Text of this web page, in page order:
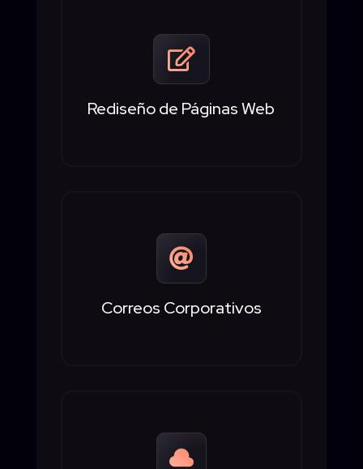

Rediseño de Páginas Web

Correos Corporativos
